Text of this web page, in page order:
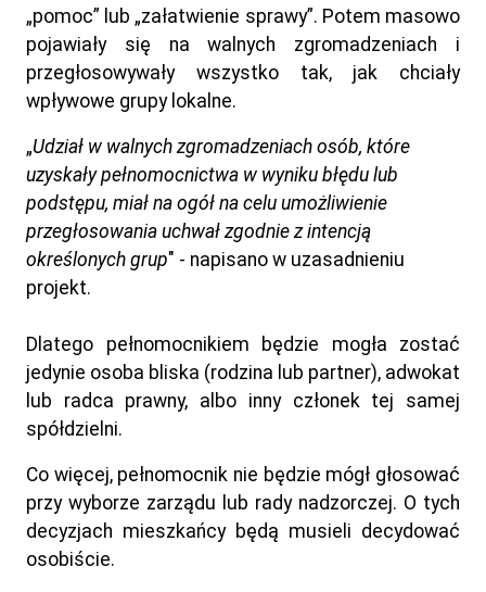
„pomoc” lub „załatwienie sprawy”. Potem masowo
pojawiały się na walnych zgromadzeniach i
przegłosowywały wszystko tak, jak chciały
wpływowe grupy lokalne.
„Udział w walnych zgromadzeniach osób, które
uzyskały pełnomocnictwa w wyniku błędu lub
podstępu, miał na ogół na celu umożliwienie
przegłosowania uchwał zgodnie z intencją
określonych grup" - napisano w uzasadnieniu
projekt.
Dlatego pełnomocnikiem będzie mogła zostać
jedynie osoba bliska (rodzina lub partner), adwokat
lub radca prawny, albo inny członek tej samej
spółdzielni.
Co więcej, pełnomocnik nie będzie mógł głosować
przy wyborze zarządu lub rady nadzorczej. O tych
decyzjach mieszkańcy będą musieli decydować
osobiście.